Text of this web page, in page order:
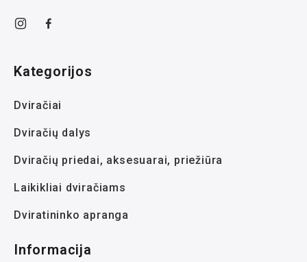
Kategorijos
Dviračiai
Dviračių dalys
Dviračių priedai, aksesuarai, priežiūra
Laikikliai dviračiams
Dviratininko apranga
Informacija